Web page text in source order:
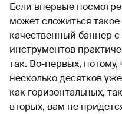
Если впервые
может сложиться такое
качественный баннер
инструментов
так. Во-первых, потому,
несколько десятков
как горизонтальных,
вторых, вам не